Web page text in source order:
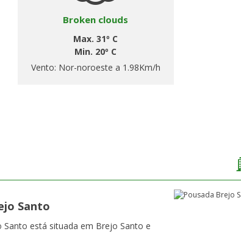
Broken clouds
Max. 31º C
Min. 20º C
Vento: Nor-noroeste a 1.98Km/h
Santo
Santo está situada em Brejo Santo e